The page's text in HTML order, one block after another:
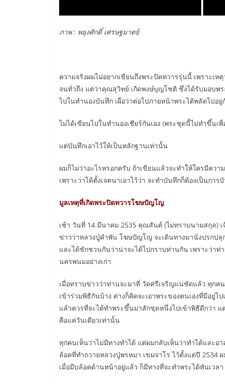
ภาพ : พยุงศักดิ์ เศรษฐมาตย์
ความจริงผมไม่อยากเขียนถึงพระปิดทวารรุ่นนี้ เพราะเ
จนทั่วถึง แต่ว่าคุณสุวิทย์ เกิดพงษ์บุญโชติ ซึ่งได้รับมอบพ
ไปในทำนองบันทึก เผื่อว่าต่อไปภายหน้าพระได้พลัดไปอยู่
ไม่ได้เขียนไปในทำนองเชียร์กันเอง (พระชุดนี้ไม่ทำขึ้นเพื่
แต่บันทึกเอาไว้ให้เป็นหลักฐานเท่านั้น
ผมก็ไม่ว่าอะไรหรอกครับ ถ้าเขียนแล้วจะทำให้ใครมีควา
เพราะว่าได้ตั้งเจตนาเอาไว้ว่า จะทำบันทึกก็ต้องเป็นการ
มูลเหตุที่เกิดพระปิดทวารโฆษปัญโญ
เช้า วันที่ 14 มีนาคม 2535 คุณสันต์ (ไม่ทราบนามสกุล)
ข่าวว่าหลวงปู่คำพัน โฆษปัญโญ จะเดินทางมานั่งปรกป
และได้ชักชวนกันว่าน่าจะได้ไปกราบท่านกัน เพราะว่าท่
นครพนมอย่างเก่า
เมื่อทราบข่าวว่าท่านจะมาที่ วัดศรีเจริญแน่ชัดแล้ว ทุกค
เข้าร่วมพิธีกันบ้าง ต่างก็คิดจะเอาพระของตนเองที่มีอยู่
แล้วควรที่จะได้ทำพระขึ้นมาสักชุดหนึ่งไปเข้าพิธีดีกว่า แ
คือแค่วันเดียวเท่านั้น
ทุกคนเห็นว่าไม่มีทางทำได้ แต่ผมกลับเห็นว่าทำได้และอ
ล้อคที่ทำถวายหลวงปู่พรหมา เขมจาโร ไว้ตั้งแต่ปี 2534
เมื่อมีบล้อคด้านหน้าอยู่แล้ว ก็มีทางที่จะทำพระได้ทันเว